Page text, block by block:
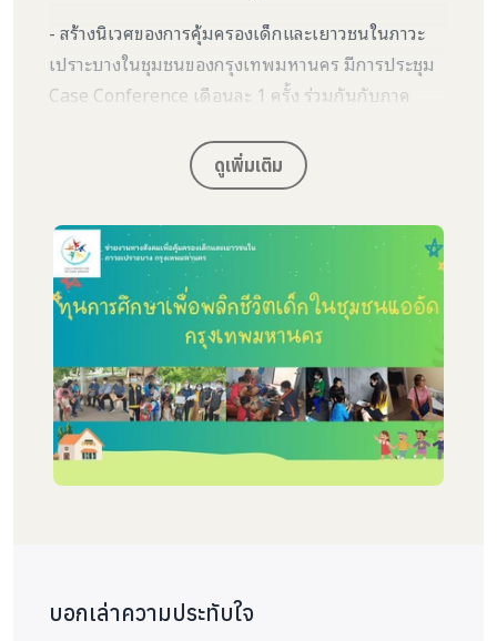
- สร้างนิเวศของการคุ้มครองเด็กและเยาวชนในภาวะ
เปราะบางในชุมชนของกรุงเทพมหานคร มีการประชุม
Case Conference เดือนละ 1 ครั้ง ร่วมกันกับภาค
ได้แก่ มูลนิธิส่งเสริมการพัฒนาบุคคล (ศูนย์เมอร์ซี่)
เพื่อหารือแนวทางการช่วยเหลือส่งต่อเคส โดยมีการ
ประสานกับหน่วยงานที่เกี่ยวข้องในประเด็นต่างๆ เช่น
กรมการปกครอง บ้านพักเด็กและครอบครัว ระบบ
บริการสุขภาพระดับปฐมภูมิ ฯลฯ และดำเนินการใน 4
ส่วน ได้แก่
การป้องกันมีการติดตามเยี่ยมบ้าน ให้คำปรึกษา
เคส และเยียวยาเด็ก เยาวชน และครอบครัว ผ่านการ
พูดคุย
การสนับสนุนช่วยเหลือช่วยเหลือสิ่งของอุปโภค
บริโภคที่จำเป็น หรือการประสานงานช่วยเหลือด้าน
รัฐช่วยเหลือ จะดำเนินการประสานเพื่อส่งต่อระดับ
ดูเพิ่มเติม
บอกเล่าความประทับใจ